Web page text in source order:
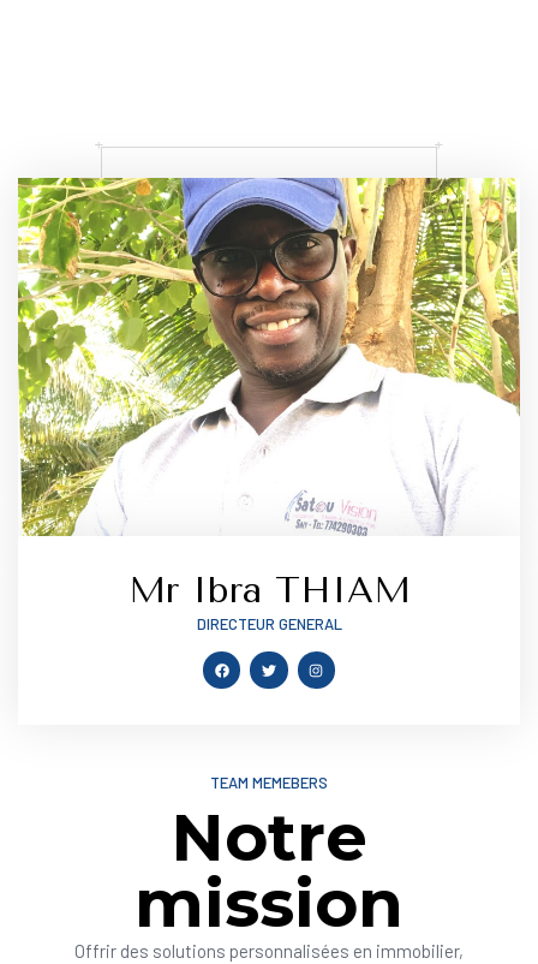
Mr Ibra THIAM
DIRECTEUR GENERAL
TEAM MEMEBERS
Notre
mission
Offrir des solutions personnalisées en immobilier,